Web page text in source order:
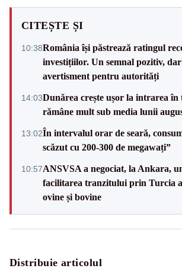
CITEȘTE ȘI
10:38România își păstrează ratingul
investițiilor. Un semnal pozitiv,
avertisment pentru autorități
14:03Dunărea crește ușor la intrarea în
rămâne mult sub media lunii
13:02În intervalul orar de seară,
scăzut cu 200-300 de megawați”
10:57ANSVSA a negociat, la Ankara,
facilitarea tranzitului prin Turcia
ovine și bovine
Distribuie articolul